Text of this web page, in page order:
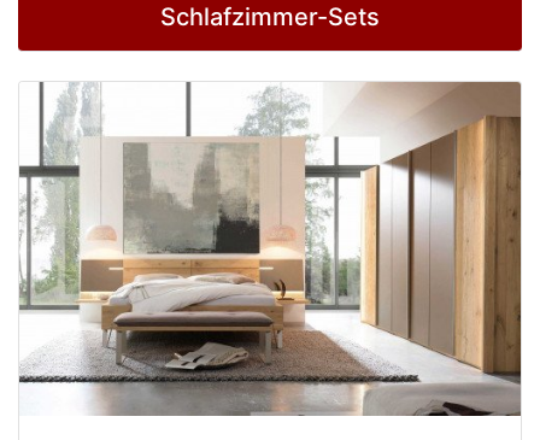
Schlafzimmer-Sets
Schlafzimmer-
Sets
Schränke
Betten
Massivholzbetten
Schlafzimmer-